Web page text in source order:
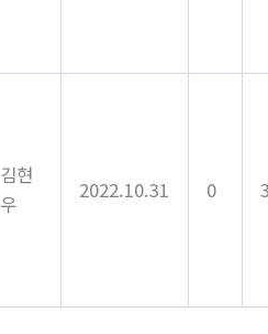
김현
우
2022.10.31 0